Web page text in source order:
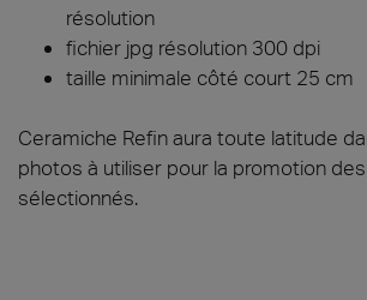
résolution
fichier jpg résolution 300 dpi
taille minimale côté court 25 cm
Ceramiche Refin aura toute latitude
photos à utiliser pour la promotion
sélectionnés.